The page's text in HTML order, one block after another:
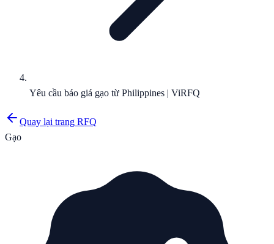
Yêu cầu báo giá gạo từ Philippines | ViRFQ
Quay lại trang RFQ
Gạo